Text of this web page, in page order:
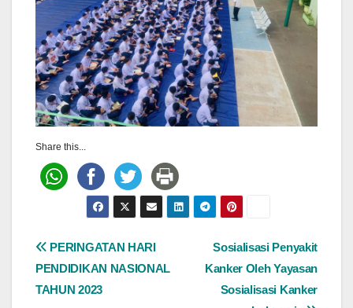
Share this...
Post
navigation
Sosialisasi Penyakit
Kanker Oleh Yayasan
Sosialisasi Kanker
PERINGATAN HARI
PENDIDIKAN NASIONAL
TAHUN 2023